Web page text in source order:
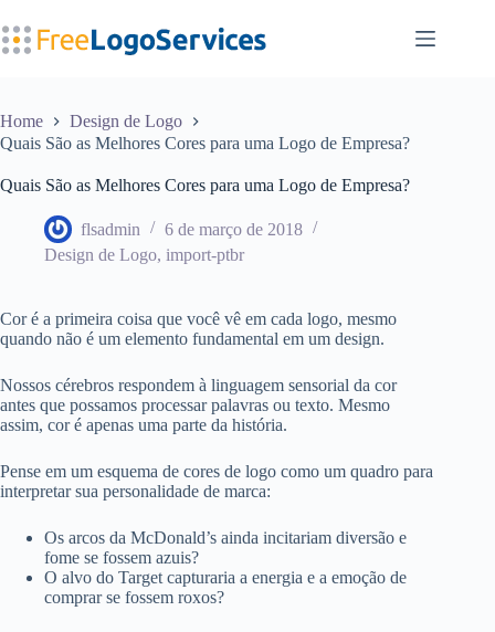
para
o
Home
Design de Logo
Quais São as Melhores Cores para uma Logo de Empresa?
Quais São as Melhores Cores para uma Logo de Empresa?
flsadmin
6 de março de 2018
Design de Logo, import-ptbr
Cor é a primeira coisa que você vê em cada logo, mesmo
quando não é um elemento fundamental em um design.
Nossos cérebros respondem à linguagem sensorial da cor
antes que possamos processar palavras ou texto. Mesmo
assim, cor é apenas uma parte da história.
Pense em um esquema de cores de logo como um quadro para
interpretar sua personalidade de marca:
Os arcos da McDonald’s ainda incitariam diversão e
fome se fossem azuis?
O alvo do Target capturaria a energia e a emoção de
comprar se fossem roxos?